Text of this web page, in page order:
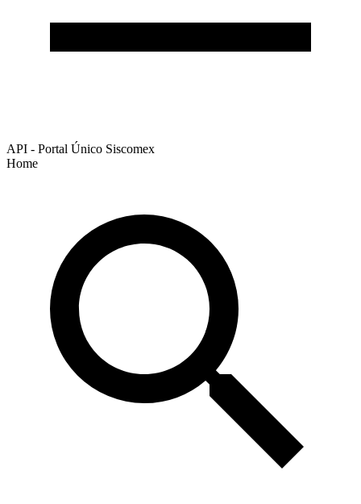
API - Portal Único Siscomex
Home